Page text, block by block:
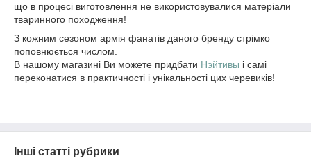
що в процесі виготовлення не використовувалися матеріали
тваринного походження!
З кожним сезоном армія фанатів даного бренду стрімко
поповнюється числом.
В нашому магазині Ви можете придбати Нэйтивы і самі
переконатися в практичності і унікальності цих черевиків!
Інші статті рубрики